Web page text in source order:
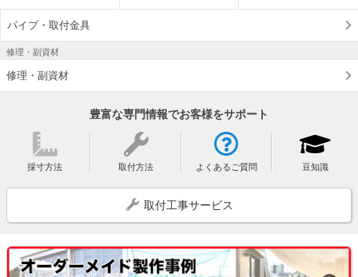
パイプ・取付金具
修理・副資材
修理・副資材
豊富な専門情報でお客様をサポート
採寸方法 取付方法 よくあるご質問 豆知識
取付工事サービス